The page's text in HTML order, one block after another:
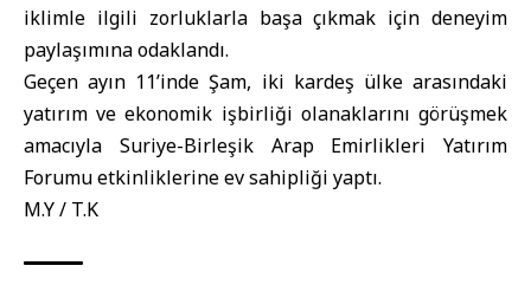
iklimle ilgili zorluklarla başa çıkmak için deneyim
paylaşımına odaklandı.
Geçen ayın 11’inde Şam, iki kardeş ülke arasındaki
yatırım ve ekonomik işbirliği olanaklarını görüşmek
amacıyla Suriye-Birleşik Arap Emirlikleri Yatırım
Forumu etkinliklerine ev sahipliği yaptı.
M.Y / T.K